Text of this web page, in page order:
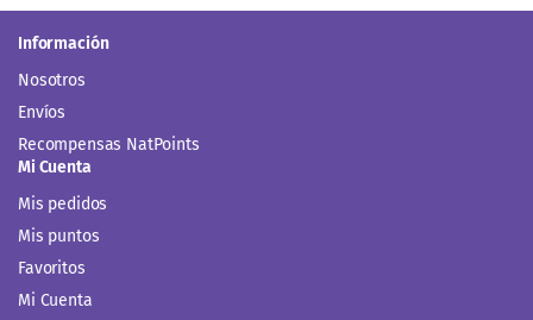
Información
Nosotros
Envíos
Recompensas NatPoints
Mi Cuenta
Mis pedidos
Mis puntos
Favoritos
Mi Cuenta